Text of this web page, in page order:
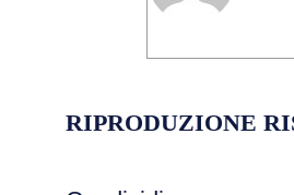
RIPRODUZIONE